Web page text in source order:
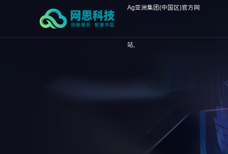
Ag亚洲集团(中国区)官方网
站,